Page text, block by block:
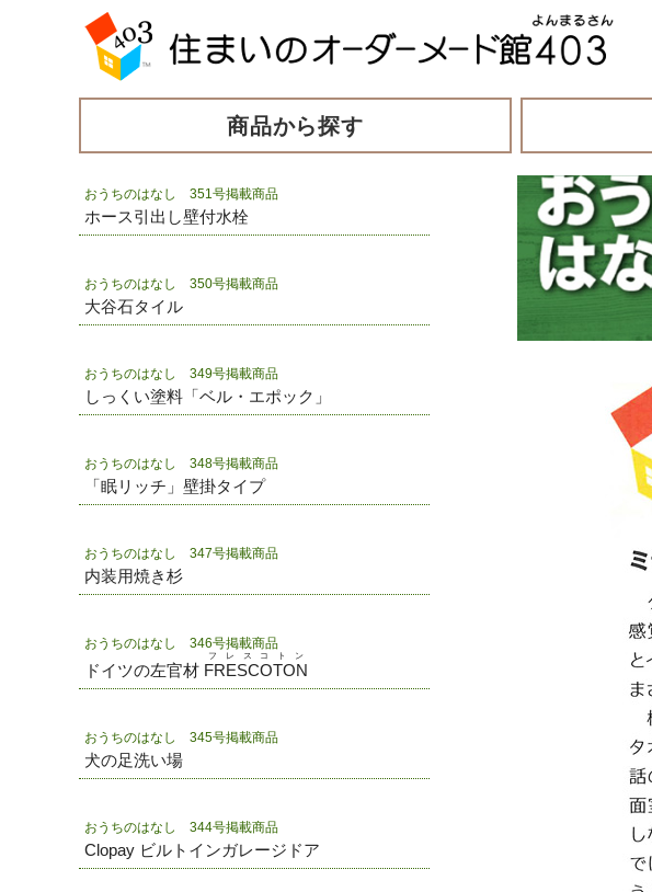
商品から探す
おうちのはなし 351号掲載商品
ホース引出し壁付水栓
おうちのはなし 350号掲載商品
大谷石タイル
おうちのはなし 349号掲載商品
しっくい塗料「ベル・エポック」
おうちのはなし 348号掲載商品
「眠リッチ」壁掛タイプ
おうちのはなし 347号掲載商品
内装用焼き杉
おうちのはなし 346号掲載商品
ドイツの左官材 FRESCOTON
フレスコトン
おうちのはなし 345号掲載商品
犬の足洗い場
おうちのはなし 344号掲載商品
Clopay ビルトインガレージドア